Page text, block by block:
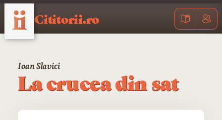
Cititorii.ro
Ioan Slavici
La crucea din sat